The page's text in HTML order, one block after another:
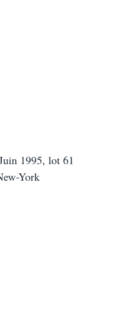
1995, lot 61
York